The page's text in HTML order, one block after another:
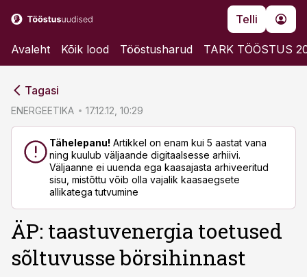
Telli
Avaleht Kõik lood Tööstusharud TARK TÖÖSTUS
Tagasi
ENERGEETIKA 17.12.12, 10:29
Tähelepanu! Artikkel on enam kui 5 aastat vana
ning kuulub väljaande digitaalsesse arhiivi.
Väljaanne ei uuenda ega kaasajasta arhiveeritud
sisu, mistõttu võib olla vajalik kaasaegsete
allikatega tutvumine
ÄP: taastuvenergia toetused
sõltuvusse börsihinnast